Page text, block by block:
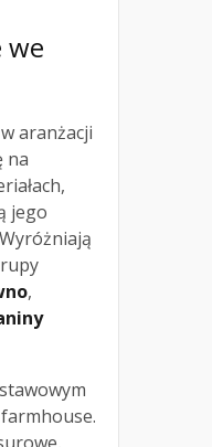
we
w aranżacji
na
jego
,